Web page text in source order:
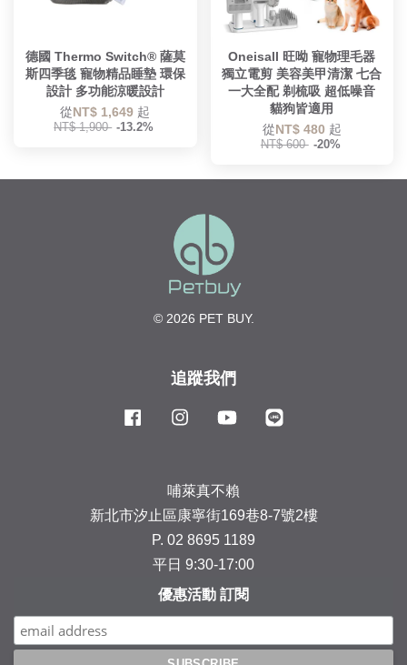
德國 Thermo Switch® 薩莫
斯四季毯 寵物精品睡墊 環保
設計 多功能涼暖設計
從NT$ 1,649 起
NT$ 1,900 -13.2%
Oneisall 旺呦 寵物理毛器
獨立電剪 美容美甲清潔 七合
一大全配 剃梳吸 超低噪音
貓狗皆適用
從NT$ 480 起
NT$ 600 -20%
© 2026 PET BUY.
追蹤我們
Facebook Instagram YouTube
哺萊真不賴
新北市汐止區康寧街169巷8-7號2樓
P. 02 8695 1189
平日 9:30-17:00
優惠活動 訂閱